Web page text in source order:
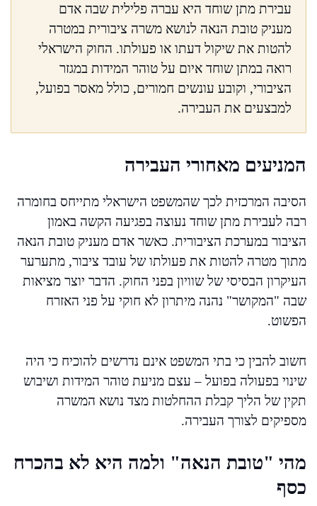
עבירת מתן שוחד היא עברה פלילית שבה אדם
מעניק טובת הנאה לנושא משרה ציבורית במטרה
להטות את שיקול דעתו או פעולתו. החוק הישראלי
רואה במתן שוחד איום על טוהר המידות במגזר
הציבורי, וקובע עונשים חמורים, כולל מאסר בפועל,
למבצעים את העבירה.
המניעים מאחורי העבירה
הסיבה המרכזית לכך שהמשפט הישראלי מתייחס בחומרה
רבה לעבירת מתן שוחד נעוצה בפגיעה הקשה באמון
הציבור במערכת הציבורית. כאשר אדם מעניק טובת הנאה
מתוך מטרה להטות את פעולתו של עובד ציבור, מתערער
העיקרון הבסיסי של שוויון בפני החוק. הדבר יוצר מציאות
שבה "המקושר" נהנה מיתרון לא חוקי על פני האזרח
הפשוט.
חשוב להבין כי בתי המשפט אינם נדרשים להוכיח כי היה
שינוי בפעולה בפועל – עצם מניעת טוהר המידות ושיבוש
תקין של הליך קבלת ההחלטות מצד נושא המשרה
מספיקים לצורך העבירה.
מהי "טובת הנאה" ולמה היא לא בהכרח
כסף